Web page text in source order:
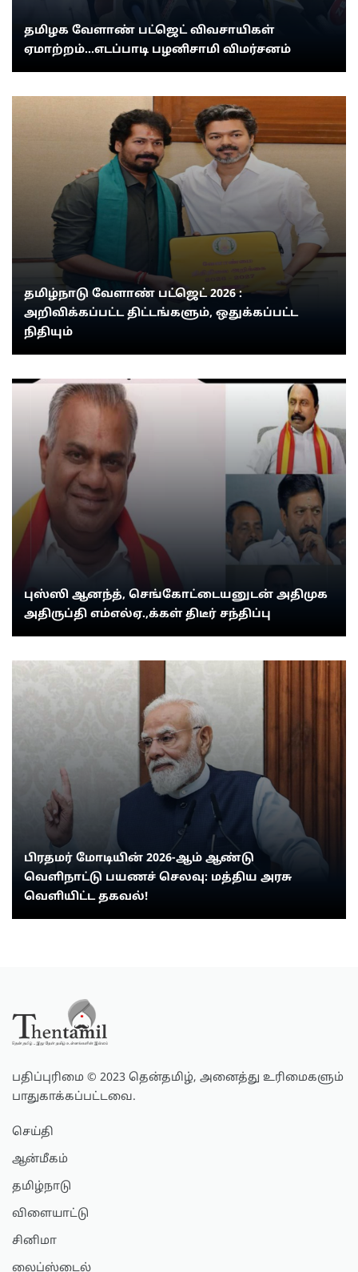
தமிழக வேளாண் பட்ஜெட் விவசாயிகள்
ஏமாற்றம்...எடப்பாடி பழனிசாமி விமர்சனம்
தமிழ்நாடு வேளாண் பட்ஜெட் 2026 :
அறிவிக்கப்பட்ட திட்டங்களும், ஒதுக்கப்பட்ட
நிதியும்
புஸ்ஸி ஆனந்த், செங்கோட்டையனுடன் அதிமுக
அதிருப்தி எம்எல்ஏ.,க்கள் திடீர் சந்திப்பு
பிரதமர் மோடியின் 2026-ஆம் ஆண்டு
வெளிநாட்டு பயணச் செலவு: மத்திய அரசு
வெளியிட்ட தகவல்!
பதிப்புரிமை © 2023 தென்தமிழ், அனைத்து உரிமைகளும்
பாதுகாக்கப்பட்டவை.
செய்தி
ஆன்மீகம்
தமிழ்நாடு
விளையாட்டு
சினிமா
லைப்ஸ்டைல்